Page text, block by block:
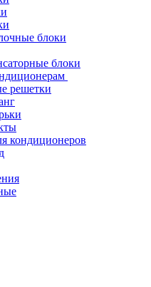
блоки
блоки
решетки
кондиционеров